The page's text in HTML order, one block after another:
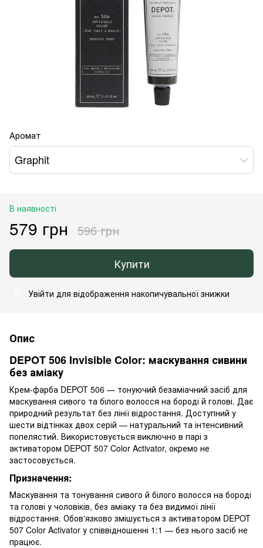
Аромат
Graphit
В наявності
579 грн 596 грн
Купити
Увійти для відображення накопичувальної знижки
Опис
DEPOT 506 Invisible Color: маскування сивини
без аміаку
Крем-фарба DEPOT 506 — тонуючий безаміачний засіб для
маскування сивого та білого волосся на бороді й голові. Дає
природний результат без лінії відростання. Доступний у
шести відтінках двох серій — натуральний та інтенсивний
попелястий. Використовується виключно в парі з
активатором DEPOT 507 Color Activator, окремо не
застосовується.
Призначення:
Маскування та тонування сивого й білого волосся на бороді
та голові у чоловіків, без аміаку та без видимої лінії
відростання. Обов'язково змішується з активатором DEPOT
507 Color Activator у співвідношенні 1:1 — без нього засіб не
працює.